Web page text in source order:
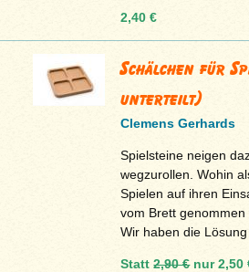
2,40 €
Schälchen für
unterteilt)
Clemens Gerhards
Spielsteine neigen
wegzurollen. Wohin
Spielen auf ihren
vom Brett genommen
Wir haben die Lösung
Statt2,90 €nur2,50